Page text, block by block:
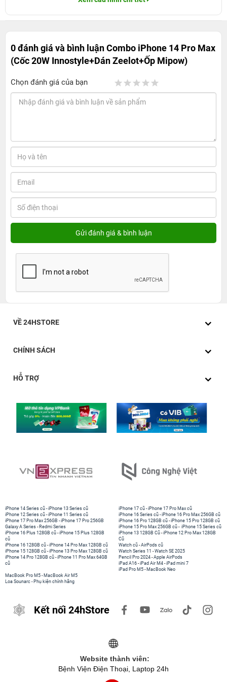
0 đánh giá và bình luậnCombo iPhone 14 Pro Max
(Cốc 20W Innostyle+Dán Zeelot+Ốp Mipow)
Chọn đánh giá của bạn
VỀ 24HSTORE
CHÍNH SÁCH
HỖ TRỢ
iPhone 14 Series cũ -iPhone 13 Series cũ
iPhone 12 Series cũ -iPhone 11 Series cũ
iPhone 17 Pro Max 256GB -iPhone 17 Pro 256GB
Galaxy A Series - Redmi Series
iPhone 17 cũ -iPhone 17 Pro Max cũ
iPhone 16 Series cũ - iPhone 16 Pro Max 256GB cũ
iPhone 16 Pro 128GB cũ -iPhone 15 Pro 128GB cũ
iPhone 15 Pro Max 256GB cũ - iPhone 15 Series cũ
iPhone 16 Plus 128GB cũ -iPhone 15 Plus 128GB
cũ
iPhone 16 128GB cũ -iPhone 14 Pro Max 128GB cũ
iPhone 15 128GB cũ -iPhone 13 Pro Max 128GB cũ
iPhone 14 Pro 128GB cũ -iPhone 11 Pro Max 64GB
cũ
iPhone 13 128GB Cũ -iPhone 12 Pro Max 128GB
Cũ
Watch cũ -AirPods cũ
Watch Series 11 -Watch SE 2025
Pencil Pro 2024 -Apple AirPods
iPad A16 -iPad Air M4 -iPad mini 7
iPad Pro M5 - MacBook Neo
MacBook Pro M5 - MacBook Air M5
Loa Sounarc - Phụ kiện chính hãng
Kết nối 24hStore
Website thành viên:
Bệnh Viện Điện Thoại, Laptop 24h